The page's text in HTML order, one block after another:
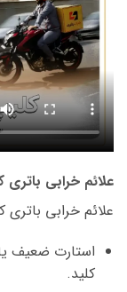
علائم خرابی باتری
علائم خرابی باتری
استارت ضعیف
کلید.